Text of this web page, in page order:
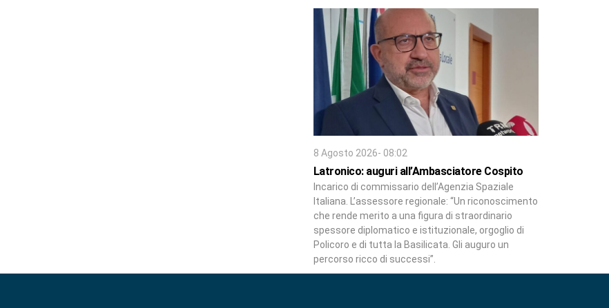
8 Agosto 2026- 08:02
Latronico: auguri all’Ambasciatore Cospito
Incarico di commissario dell’Agenzia Spaziale
Italiana. L’assessore regionale: “Un riconoscimento
che rende merito a una figura di straordinario
spessore diplomatico e istituzionale, orgoglio di
Policoro e di tutta la Basilicata. Gli auguro un
percorso ricco di successi”.